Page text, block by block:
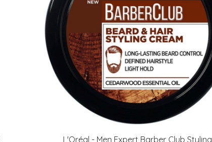
L'Oréal - Men Expert Barber Club Styling